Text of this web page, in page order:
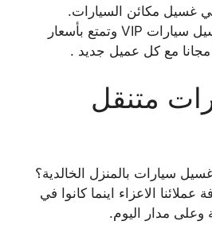
غسيل مكائن السيارات.
‘أطلبها الان غسيل سيارات VIP وتمتع بأسعار
مجانا مع كل عميل جديد .
متنقل
سيارات بالمنزل الخالدية؟
عملائنا الاعزاء اينما كانوا في
وعلى مدار اليوم.